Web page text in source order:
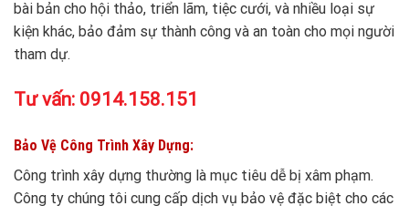
bài bản cho hội thảo, triển lãm, tiệc cưới, và nhiều loại sự
kiện khác, bảo đảm sự thành công và an toàn cho mọi người
tham dự.
Tư vấn: 0914.158.151
Bảo Vệ Công Trình Xây Dựng:
Công trình xây dựng thường là mục tiêu dễ bị xâm phạm.
Công ty chúng tôi cung cấp dịch vụ bảo vệ đặc biệt cho các